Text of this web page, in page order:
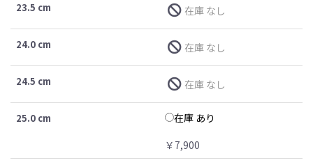
23.5 cm 在庫 なし
24.0 cm 在庫 なし
24.5 cm 在庫 なし
25.0 cm
在庫 あり
￥7,900